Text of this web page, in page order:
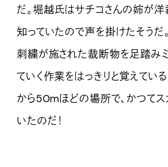
だ。堀越氏はサチコさんの姉が洋
知っていたので声を掛けたそうだ
刺繍が施された裁断物を足踏み
ていく作業をはっきりと覚えてい
から50mほどの場所で、かつてス
いたのだ！